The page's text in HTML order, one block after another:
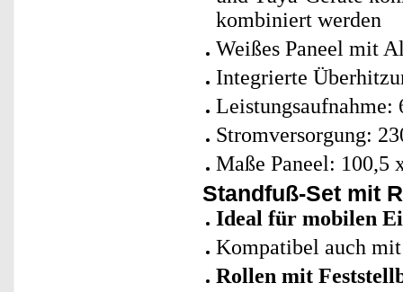
kombiniert werden
Weißes Paneel mit
Integrierte
Leistungsaufnahme:
Stromversorgung:
Maße Paneel: 100,5
Standfuß-Set mit
Ideal für mobilen
Kompatibel auch
Rollen mit